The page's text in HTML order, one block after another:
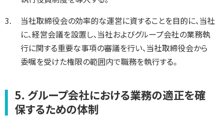
当社取締役会の効率的な運営に資することを目的に、当社
に、経営会議を設置し、当社およびグループ会社の業務執
行に関する重要な事項の審議を行い、当社取締役会から
委嘱を受けた権限の範囲内で職務を執行する。
5. グループ会社における業務の適正を確
保するための体制